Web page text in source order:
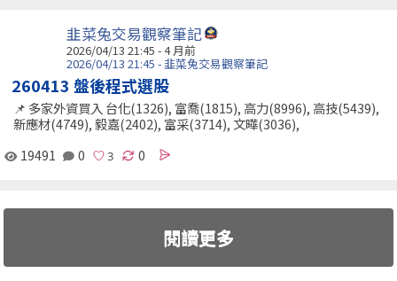
韭菜兔交易觀察筆記
2026/04/13 21:45 - 4 月前
2026/04/13 21:45 - 韭菜兔交易觀察筆記
260413 盤後程式選股
📌 多家外資買入 台化(1326), 富喬(1815), 高力(8996), 高技(5439),
新應材(4749), 毅嘉(2402), 富采(3714), 文曄(3036),
19491
0 0
閱讀更多